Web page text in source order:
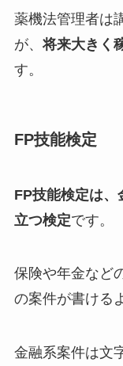
薬機法管理者は
が、 将来大きく
す。
FP技能検定
FP技能検定は、
立つ検定です。
保険や年金など
の案件が書ける
金融系案件は文